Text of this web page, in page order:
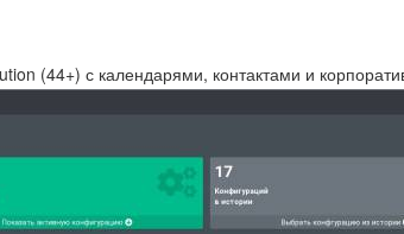
(44+) с календарями, контактами и